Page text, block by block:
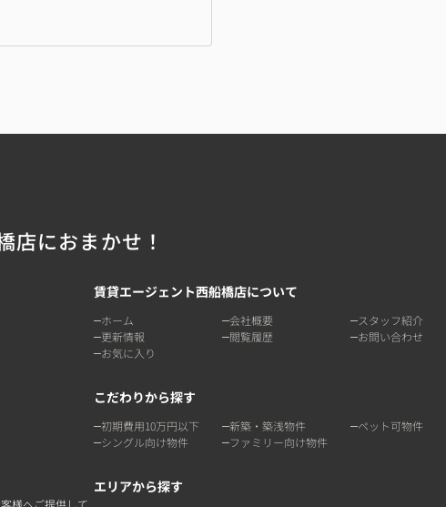
店におまかせ！
様へご提供して
賃貸エージェント西船橋店について
ホーム 会社概要 スタッフ紹介
更新情報
閲覧履歴 お問い合わせ
お気に入り
こだわりから探す
初期費用10万円以下 新築・築浅物件 ペット可物件
シングル向け物件
ファミリー向け物件
エリアから探す